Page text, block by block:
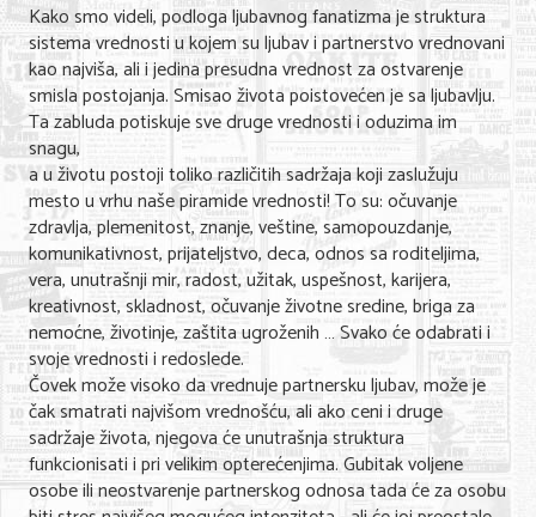
Kako smo videli, podloga ljubavnog fanatizma je struktura
sistema vrednosti u kojem su ljubav i partnerstvo vrednovani
kao najviša, ali i jedina presudna vrednost za ostvarenje
smisla postojanja. Smisao života poistovećen je sa ljubavlju.
Ta zabluda potiskuje sve druge vrednosti i oduzima im
snagu,
a u životu postoji toliko različitih sadržaja koji zaslužuju
mesto u vrhu naše piramide vrednosti! To su: očuvanje
zdravlja, plemenitost, znanje, veštine, samopouzdanje,
komunikativnost, prijateljstvo, deca, odnos sa roditeljima,
vera, unutrašnji mir, radost, užitak, uspešnost, karijera,
kreativnost, skladnost, očuvanje životne sredine, briga za
nemoćne, životinje, zaštita ugroženih … Svako će odabrati i
svoje vrednosti i redoslede.
Čovek može visoko da vrednuje partnersku ljubav, može je
čak smatrati najvišom vrednošću, ali ako ceni i druge
sadržaje života, njegova će unutrašnja struktura
funkcionisati i pri velikim opterećenjima. Gubitak voljene
osobe ili neostvarenje partnerskog odnosa tada će za osobu